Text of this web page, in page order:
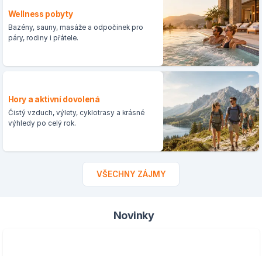
Wellness pobyty
Bazény, sauny, masáže a odpočinek pro
páry, rodiny i přátele.
Hory a aktivní dovolená
Čistý vzduch, výlety, cyklotrasy a krásné
výhledy po celý rok.
VŠECHNY ZÁJMY
Novinky